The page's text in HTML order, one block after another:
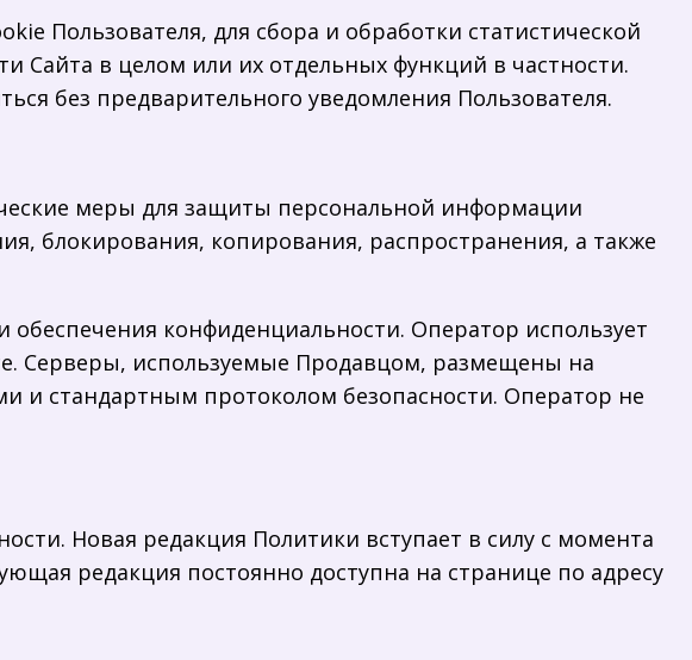
Пользователя, для сбора и обработки статистической
Сайта в целом или их отдельных функций в частности.
без предварительного уведомления Пользователя.
меры для защиты персональной информации
блокирования, копирования, распространения, а также
конфиденциальности. Оператор использует
Серверы, используемые Продавцом, размещены на
стандартным протоколом безопасности. Оператор не
Новая редакция Политики вступает в силу с момента
редакция постоянно доступна на странице по адресу